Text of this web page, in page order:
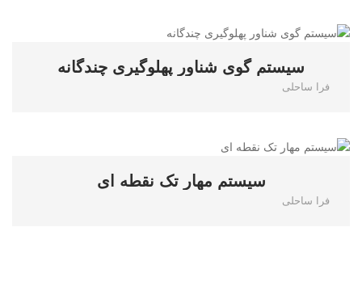
سیستم گوی شناور پهلوگیری چندگانه
فرا ساحلی
سیستم مهار تک نقطه ای
فرا ساحلی